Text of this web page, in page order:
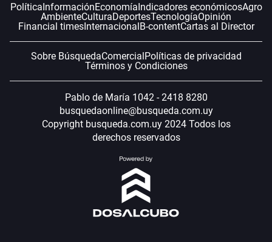
PolíticaInformaciónEconomíaIndicadores económicosAgro
AmbienteCulturaDeportesTecnologíaOpinión
Financial timesInternacionalB-contentCartas al Director
Sobre BúsquedaComercialPolíticas de privacidad
Términos y Condiciones
Pablo de María 1042 - 2418 8280
busquedaonline@busqueda.com.uy
Copyright busqueda.com.uy 2024 Todos los
derechos reservados